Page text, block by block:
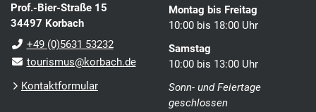
Prof.-Bier-Straße 15
34497 Korbach
+49 (0)5631 53232
tourismus@korbach.de
Kontaktformular
Montag bis Freitag
10:00 bis 18:00 Uhr
Samstag
10:00 bis 13:00 Uhr
Sonn- und Feiertage
geschlossen